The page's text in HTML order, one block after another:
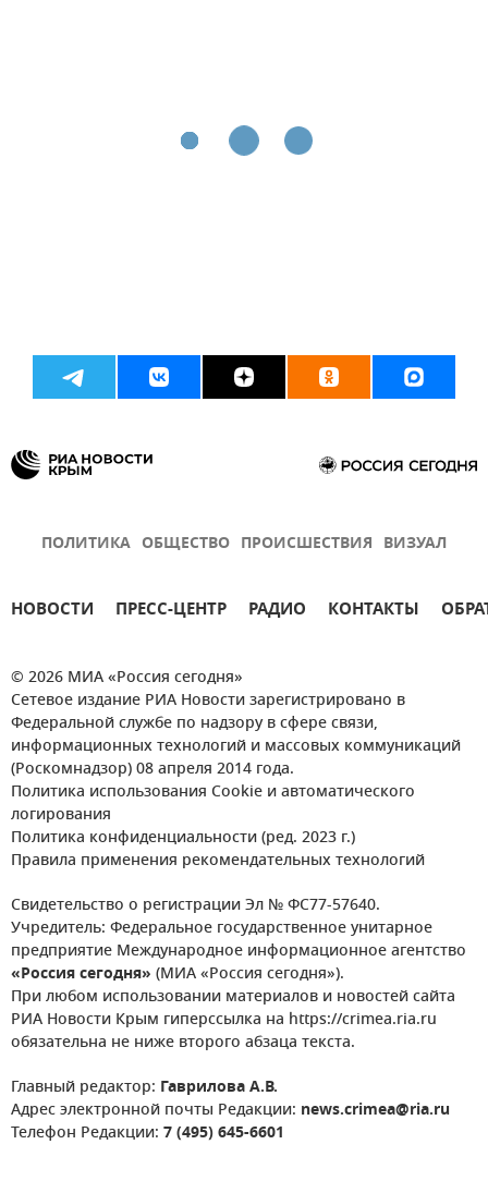
ПОЛИТИКА ОБЩЕСТВО ПРОИСШЕСТВИЯ ВИЗУАЛ
НОВОСТИ ПРЕСС-ЦЕНТР РАДИО КОНТАКТЫ
© 2026 МИА «Россия сегодня»
Сетевое издание РИА Новости зарегистрировано в
Федеральной службе по надзору в сфере связи,
информационных технологий и массовых коммуникаций
(Роскомнадзор) 08 апреля 2014 года.
Политика использования Cookie и автоматического
логирования
Политика конфиденциальности (ред. 2023 г.)
Правила применения рекомендательных технологий
Свидетельство о регистрации Эл № ФС77-57640.
Учредитель: Федеральное государственное унитарное
предприятие Международное информационное агентство
«Россия сегодня» (МИА «Россия сегодня»).
При любом использовании материалов и новостей сайта
РИА Новости Крым гиперссылка на https://crimea.ria.ru
обязательна не ниже второго абзаца текста.
Главный редактор: Гаврилова А.В.
Адрес электронной почты Редакции: news.crimea@ria.ru
Телефон Редакции: 7 (495) 645-6601